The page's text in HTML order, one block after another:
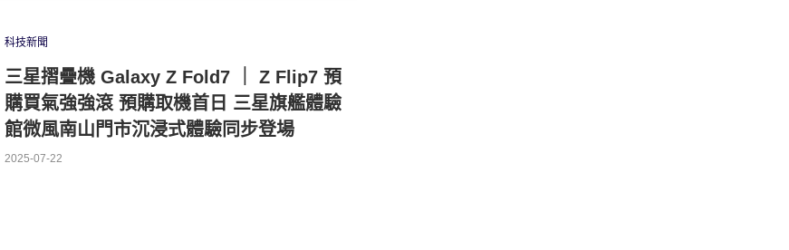
科技新聞
三星摺疊機 Galaxy Z Fold7 ｜ Z Flip7 預
購買氣強強滾 預購取機首日 三星旗艦體驗
館微風南山門市沉浸式體驗同步登場
2025-07-22